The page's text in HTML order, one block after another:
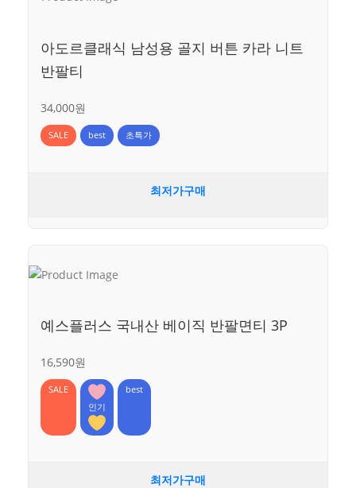
아도르클래식 남성용 골지 버튼 카라 니트
반팔티
34,000원
SALE best 초특가
최저가구매
예스플러스 국내산 베이직 반팔면티 3P
16,590원
SALE
인기
best
최저가구매